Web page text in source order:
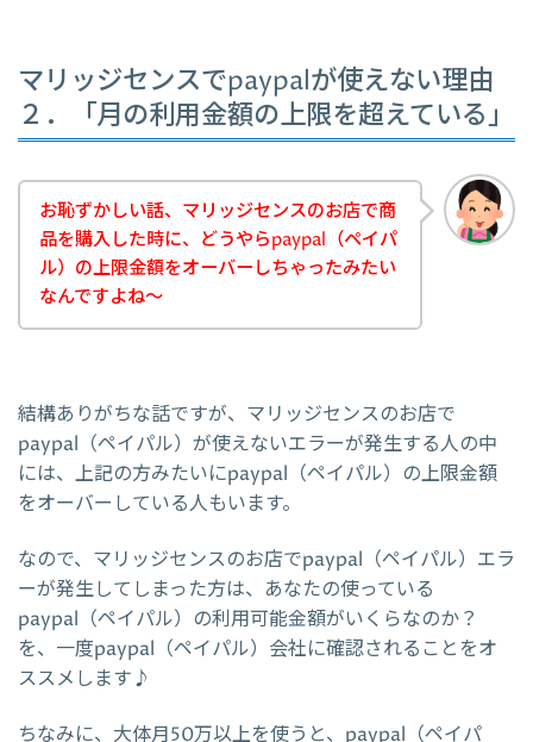
マリッジセンスでpaypalが使えない理由
２．「月の利用金額の上限を超えている」
お恥ずかしい話、マリッジセンスのお店で商
品を購入した時に、どうやらpaypal（ペイパ
ル）の上限金額をオーバーしちゃったみたい
なんですよね～
結構ありがちな話ですが、マリッジセンスのお店で
paypal（ペイパル）が使えないエラーが発生する人の中
には、上記の方みたいにpaypal（ペイパル）の上限金額
をオーバーしている人もいます。
なので、マリッジセンスのお店でpaypal（ペイパル）エラ
ーが発生してしまった方は、あなたの使っている
paypal（ペイパル）の利用可能金額がいくらなのか？
を、一度paypal（ペイパル）会社に確認されることをオ
ススメします♪
ちなみに、大体月50万以上を使うと、paypal（ペイパ